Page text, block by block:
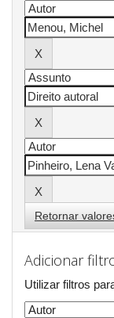
Retornar
Adicionar
Utilizar filtros